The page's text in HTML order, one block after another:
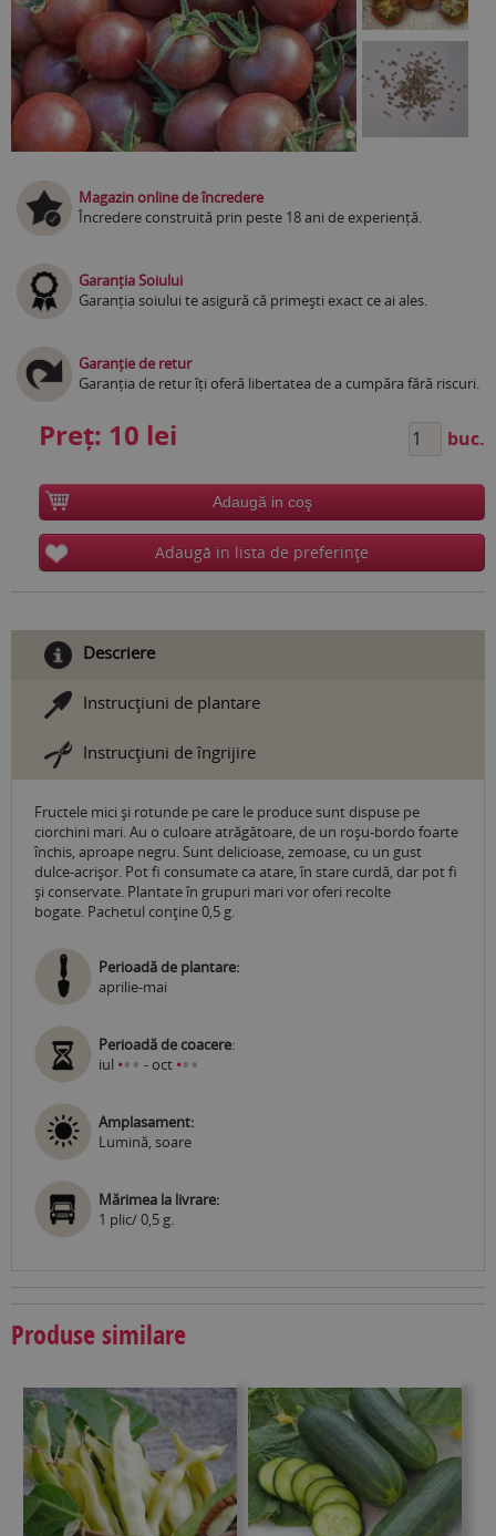
Magazin online de încredere
Încredere construită prin peste 18 ani de experiență.
Garanția Soiului
Garanția soiului te asigură că primești exact ce ai ales.
Garanție de retur
Garanția de retur îți oferă libertatea de a cumpăra fără riscuri.
Preț: 10 lei buc.
Adaugă in coş
Adaugă in lista de preferinţe
Descriere
Instrucţiuni de plantare
Instrucţiuni de îngrijire
Fructele mici și rotunde pe care le produce sunt dispuse pe
ciorchini mari. Au o culoare atrăgătoare, de un roșu-bordo foarte
închis, aproape negru. Sunt delicioase, zemoase, cu un gust
dulce-acrișor. Pot fi consumate ca atare, în stare curdă, dar pot fi
și conservate. Plantate în grupuri mari vor oferi recolte
bogate. Pachetul conţine 0,5 g.
Perioadă de plantare:
aprilie-mai
Perioadă de coacere:
iul ••• - oct •••
Amplasament:
Lumină, soare
Mărimea la livrare:
1 plic/ 0,5 g.
Produse similare